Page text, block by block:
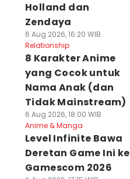
Holland dan
Zendaya
6 Aug 2026, 16:20 WIB
Relationship
8 Karakter Anime
yang Cocok untuk
Nama Anak (dan
Tidak Mainstream)
6 Aug 2026, 18:00 WIB
Anime & Manga
Level Infinite Bawa
Deretan Game Ini ke
Gamescom 2026